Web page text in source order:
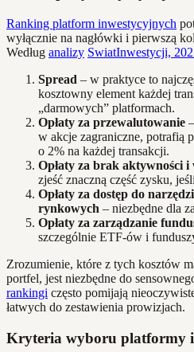
Ranking platform inwestycyjnych
wyłącznie na nagłówki i pierwszą
Według analizy SwiatInwestycji,
Spread – w praktyce to
kosztowny element każdej
„darmowych” platformach.
Opłaty za przewalutowanie
w akcje zagraniczne, potrafią
o 2% na każdej transakcji.
Opłaty za brak aktywności i
zjeść znaczną część zysku,
Opłaty za dostęp do
rynkowych – niezbędne dla
Opłaty za zarządzanie
szczególnie ETF-ów i
Zrozumienie, które z tych kosztów
portfel, jest niezbędne do
rankingi często pomijają
łatwych do zestawienia prowizjach.
Kryteria wyboru platformy